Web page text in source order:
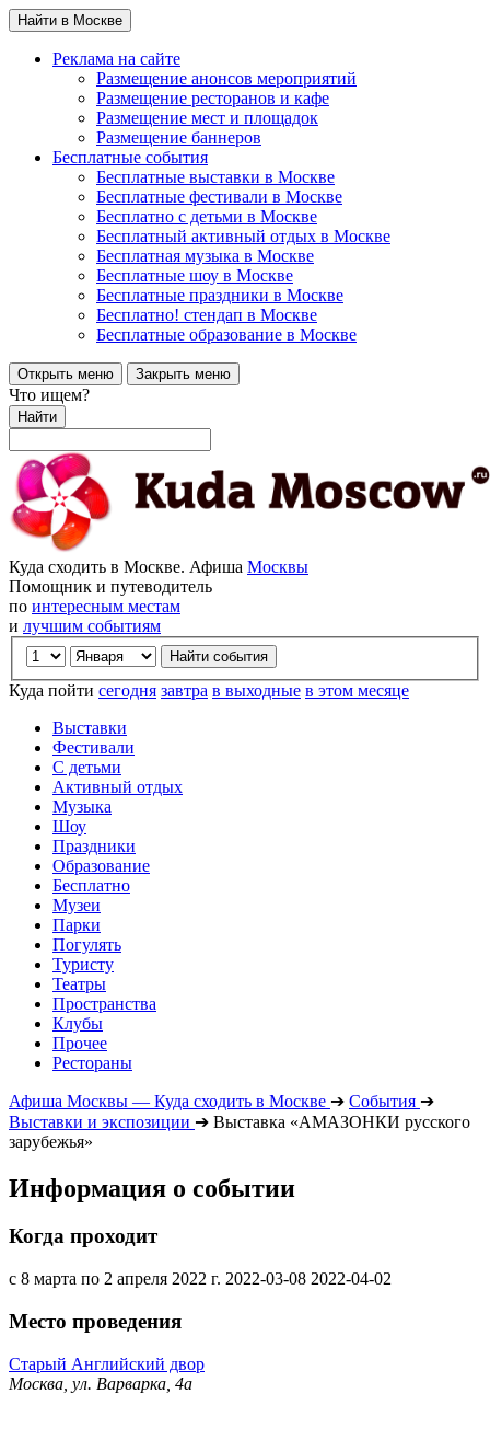
Найти в Москве
Реклама на сайте
Размещение анонсов мероприятий
Размещение ресторанов и кафе
Размещение мест и площадок
Размещение баннеров
Бесплатные события
Бесплатные выставки в Москве
Бесплатные фестивали в Москве
Бесплатно с детьми в Москве
Бесплатный активный отдых в Москве
Бесплатная музыка в Москве
Бесплатные шоу в Москве
Бесплатные праздники в Москве
Бесплатно! стендап в Москве
Бесплатные образование в Москве
Открыть меню Закрыть меню
Что ищем?
Найти
Куда сходить в Москве. Афиша Москвы
Помощник и путеводитель
по интересным местам
и лучшим событиям
Куда пойти сегодня завтра в выходные в этом месяце
Выставки
Фестивали
С детьми
Активный отдых
Музыка
Шоу
Праздники
Образование
Бесплатно
Музеи
Парки
Погулять
Туристу
Театры
Пространства
Клубы
Прочее
Рестораны
Афиша Москвы — Куда сходить в Москве ➔ События ➔
Выставки и экспозиции ➔ Выставка «АМАЗОНКИ русского
зарубежья»
Информация о событии
Когда проходит
с 8 марта по 2 апреля 2022 г. 2022-03-08 2022-04-02
Место проведения
Старый Английский двор
Москва, ул. Варварка, 4а